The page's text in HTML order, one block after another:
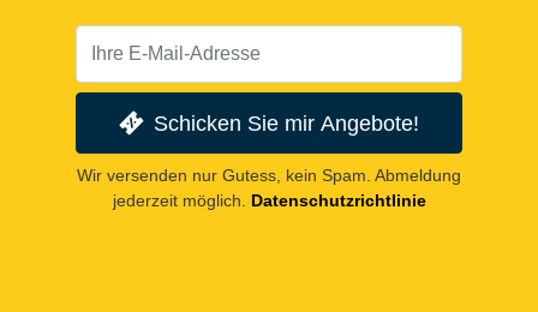
Schicken Sie mir Angebote!
Wir versenden nur Gutess, kein Spam. Abmeldung
jederzeit möglich. Datenschutzrichtlinie